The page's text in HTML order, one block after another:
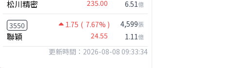
松川精密 235.00 6.51億
3550 1.75 ( 7.67% )
聯穎 24.55
4,599張
1.11億
更新時間：2026-08-08 09:33:34